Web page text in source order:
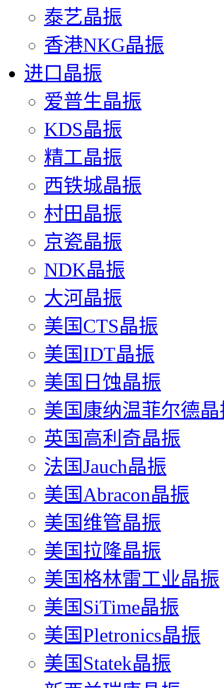
泰艺晶振
香港NKG晶振
进口晶振
爱普生晶振
KDS晶振
精工晶振
西铁城晶振
村田晶振
京瓷晶振
NDK晶振
大河晶振
美国CTS晶振
美国IDT晶振
美国日蚀晶振
美国康纳温菲尔德晶
英国高利奇晶振
法国Jauch晶振
美国Abracon晶振
美国维管晶振
美国拉隆晶振
美国格林雷工业晶振
美国SiTime晶振
美国Pletronics晶振
美国Statek晶振